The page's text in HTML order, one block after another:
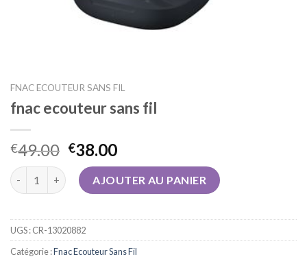
FNAC ECOUTEUR SANS FIL
fnac ecouteur sans fil
€49.00 €38.00
quantité de fnac ecouteur sans fil
AJOUTER AU PANIER
UGS :CR-13020882
Catégorie :Fnac Ecouteur Sans Fil